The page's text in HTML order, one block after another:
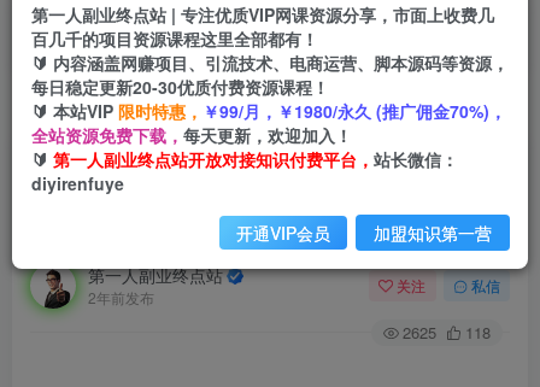
首页 创业课程 会员免费 正文
快手0粉开通官方“磁力聚星”小铃铛，0基础0费用
实操无人直播“软件拉新”，每晚轻松入账1000+
第一人副业终点站
2年前发布
关注 私信
2625 118
第一人副业终点站 | 专注优质VIP网课资源分享，市面上收费几
百几千的项目资源课程这里全部都有！
🔰 内容涵盖网赚项目、引流技术、电商运营、脚本源码等资源，
每日稳定更新20-30优质付费资源课程！
🔰 本站VIP 限时特惠， ￥99/月，￥1980/永久 (推广佣金70%)，
全站资源免费下载， 每天更新，欢迎加入！
🔰 第一人副业终点站开放对接知识付费平台， 站长微信：
diyirenfuye
开通VIP会员 加盟知识第一营